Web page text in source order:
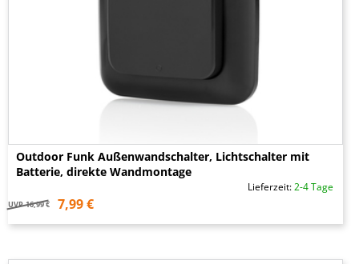
Outdoor Funk Außenwandschalter, Lichtschalter mit
Batterie, direkte Wandmontage
Lieferzeit:2-4 Tage
UVP 16,99 € 7,99 €